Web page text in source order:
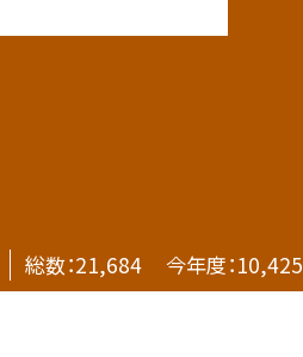
総数：21,684 今年度：10,425